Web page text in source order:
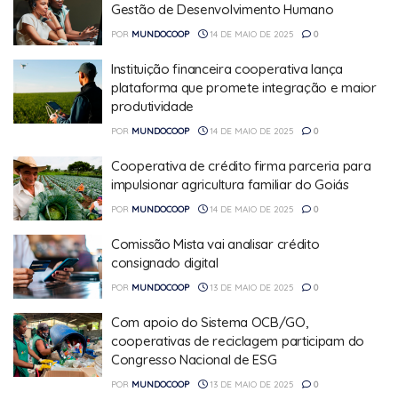
Gestão de Desenvolvimento Humano
POR MUNDOCOOP 14 DE MAIO DE 2025 0
Instituição financeira cooperativa lança
plataforma que promete integração e maior
produtividade
POR MUNDOCOOP 14 DE MAIO DE 2025 0
Cooperativa de crédito firma parceria para
impulsionar agricultura familiar do Goiás
POR MUNDOCOOP 14 DE MAIO DE 2025 0
Comissão Mista vai analisar crédito
consignado digital
POR MUNDOCOOP 13 DE MAIO DE 2025 0
Com apoio do Sistema OCB/GO,
cooperativas de reciclagem participam do
Congresso Nacional de ESG
POR MUNDOCOOP 13 DE MAIO DE 2025 0